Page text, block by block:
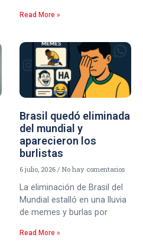
Read More »
Brasil quedó eliminada
del mundial y
aparecieron los
burlistas
6 julio, 2026 No hay comentarios
La eliminación de Brasil del
Mundial estalló en una lluvia
de memes y burlas por
Read More »